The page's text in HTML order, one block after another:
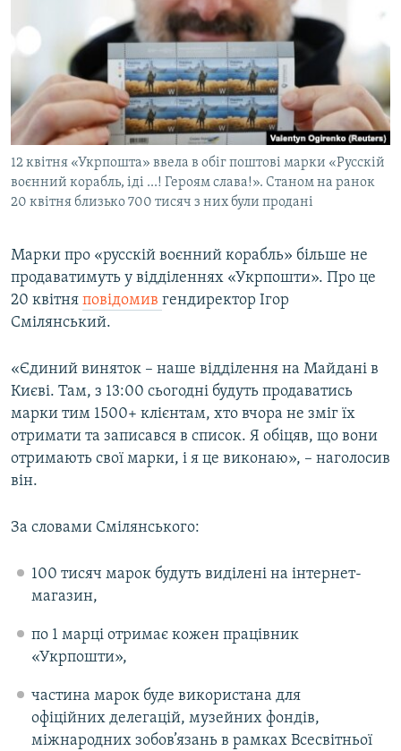
СПЕЦПРОЄКТИ
ПОДКАСТИ
КРИМ РЕАЛІЇ
РУС
УКР
ДОЛУЧАЙСЯ!
Усі сайти RFE/RL
12 квітня «Укрпошта» ввела в обіг поштові марки «Русскій
воєнний корабль, іді ...! Героям слава!». Станом на ранок
20 квітня близько 700 тисяч з них були продані
Марки про «русскій воєнний корабль» більше не
продаватимуть у відділеннях «Укрпошти». Про це
20 квітня повідомив гендиректор Ігор
Смілянський.
«Єдиний виняток – наше відділення на Майдані в
Києві. Там, з 13:00 сьогодні будуть продаватись
марки тим 1500+ клієнтам, хто вчора не зміг їх
отримати та записався в список. Я обіцяв, що вони
отримають свої марки, і я це виконаю», – наголосив
він.
За словами Смілянського:
100 тисяч марок будуть виділені на інтернет-
магазин,
по 1 марці отримає кожен працівник
«Укрпошти»,
частина марок буде використана для
офіційних делегацій, музейних фондів,
міжнародних зобов’язань в рамках Всесвітньої